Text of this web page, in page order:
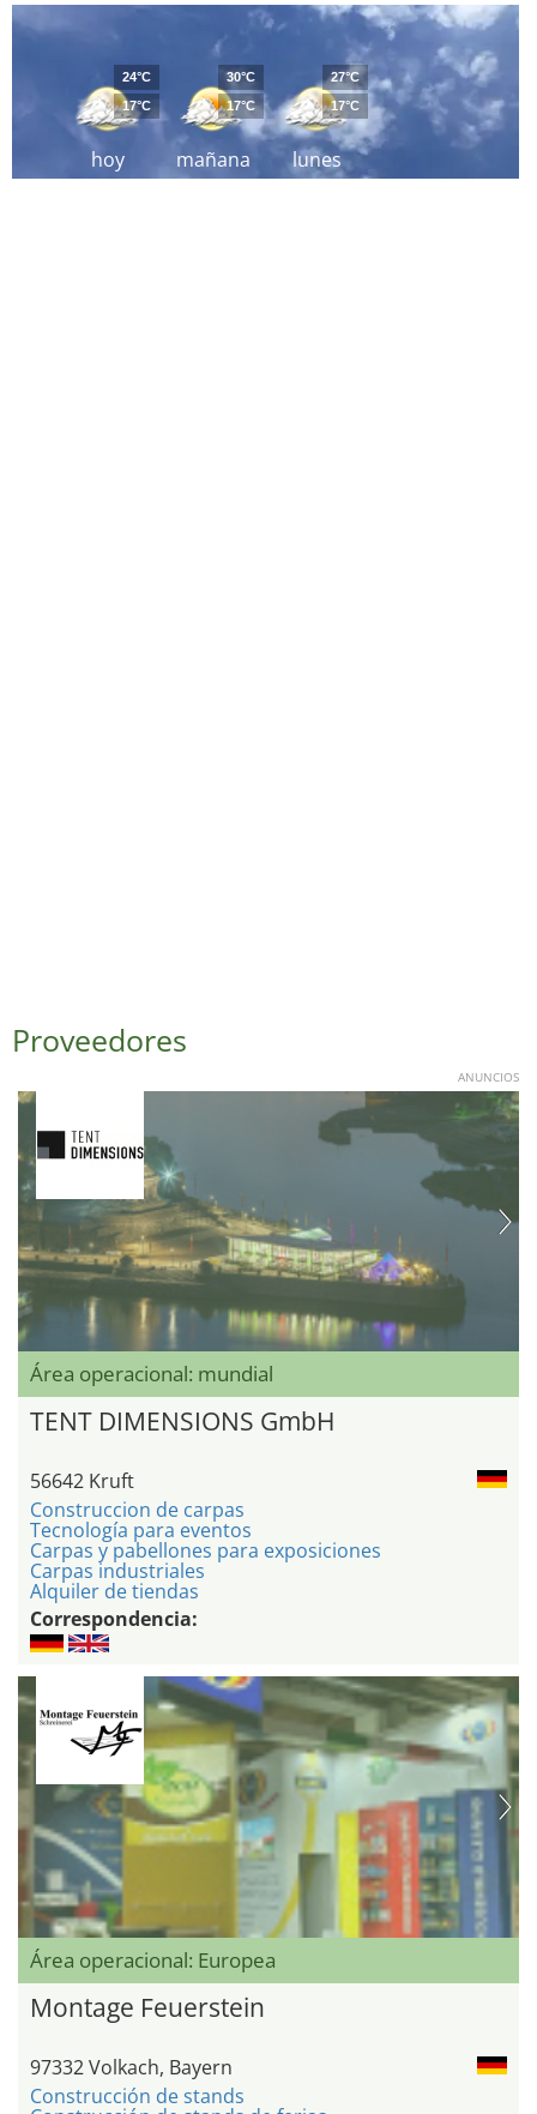
hoy
24°C
17°C
mañana
30°C
17°C
lunes
27°C
17°C
Proveedores
ANUNCIOS
Área operacional: mundial
TENT DIMENSIONS GmbH
56642 Kruft
Construccion de carpas
Tecnología para eventos
Carpas y pabellones para exposiciones
Carpas industriales
Alquiler de tiendas
Correspondencia:
Área operacional: Europea
Montage Feuerstein
97332 Volkach, Bayern
Construcción de stands